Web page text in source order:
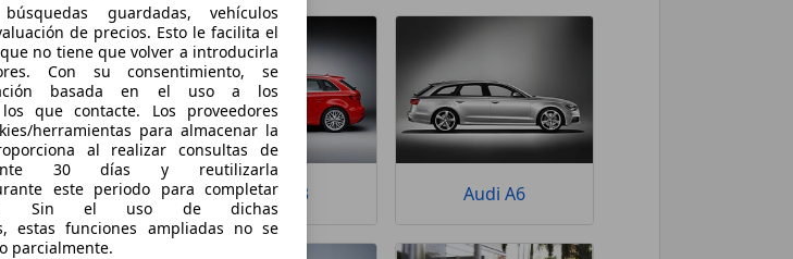
Audi A5 Audi A3 Audi A6
guardadas, vehículos
de precios. Esto le facilita el
no tiene que volver a introducirla
Con su consentimiento, se
basada en el uso a los
que contacte. Los proveedores
herramientas para almacenar la
al realizar consultas de
30 días y reutilizarla
este periodo para completar
Sin el uso de dichas
estas funciones ampliadas no se
parcialmente.